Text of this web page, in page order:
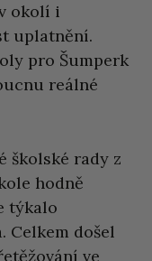
okolí i
uplatnění.
pro Šumperk
reálné
školské rady z
hodně
týkalo
Celkem došel
ve